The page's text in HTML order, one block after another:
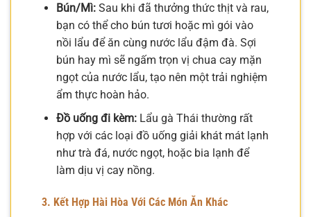
Bún/Mì:Sau khi đã thưởng thức thịt và rau,
bạn có thể cho bún tươi hoặc mì gói vào
nồi lẩu để ăn cùng nước lẩu đậm đà. Sợi
bún hay mì sẽ ngấm trọn vị chua cay mặn
ngọt của nước lẩu, tạo nên một trải nghiệm
ẩm thực hoàn hảo.
Đồ uống đi kèm:Lẩu gà Thái thường rất
hợp với các loại đồ uống giải khát mát lạnh
như trà đá, nước ngọt, hoặc bia lạnh để
làm dịu vị cay nồng.
3. Kết Hợp Hài Hòa Với Các Món Ăn Khác